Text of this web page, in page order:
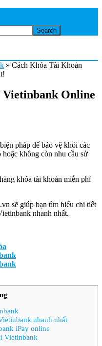
» Cách Khóa Tài Khoản
Online
pháp để bảo vệ khỏi các
không còn nhu cầu sử
khóa tài khoản miễn phí
sẽ giúp bạn tìm hiểu chi tiết
nhanh nhất.
nhanh nhất
iPay online
Vietinbank